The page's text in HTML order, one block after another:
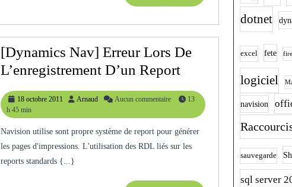
MORE
[Dynamics Nav] Erreur Lors De
L’enregistrement D’un Report[Dynamics
Nav]
Erreur
Lors
De
L’enregistrement
18 octobre 2011
18
2011
Arnaud Arnaud
Aucun commentaire
13
h 45 min
Navision utilise sont propre système de report pour générer
les pages d'impressions. L'utilisation des RDL liés sur les
reports standards {...}
dotnet
excel fete
logiciel
navision
sauvegarde
sql server